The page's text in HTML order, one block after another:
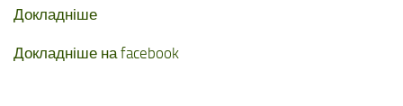
Докладніше
Докладніше на facebook